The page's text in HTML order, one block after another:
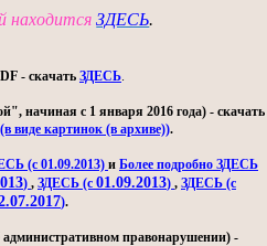
находится ЗДЕСЬ.
- скачать ЗДЕСЬ.
начиная с 1 января 2016 года) - скачать
виде картинок (в архиве)).
(с 01.09.2013) и Более подробно ЗДЕСЬ
) , ЗДЕСЬ (с 01.09.2013) , ЗДЕСЬ (с
).
правонарушении) -